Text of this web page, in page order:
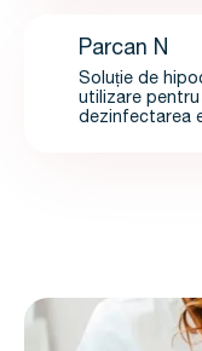
Parcan N
Soluție de
utilizare pentru
dezinfectarea